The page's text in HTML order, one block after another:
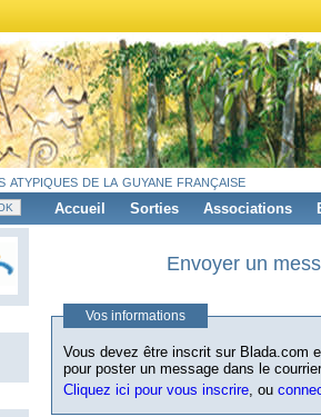
de la guyane française
Accueil Sorties Associations
Envoyer un
Vos informations
Vous devez être inscrit sur Blada.com
pour poster un message dans le
Cliquez ici pour vous inscrire, ou